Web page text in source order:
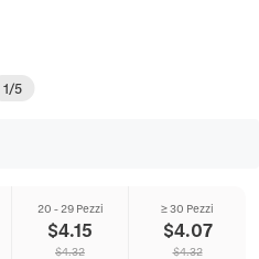
1/5
20 - 29 Pezzi
$4.15
$4.32
≥ 30 Pezzi
$4.07
$4.32